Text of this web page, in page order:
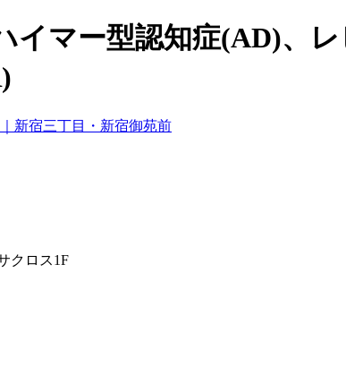
イマー型認知症(AD)、
クロス1F